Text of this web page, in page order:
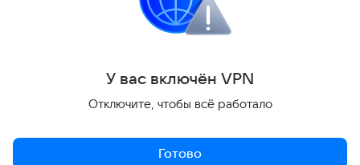
Поделиться
У вас включён VPN
Отключите, чтобы всё работало
Готово